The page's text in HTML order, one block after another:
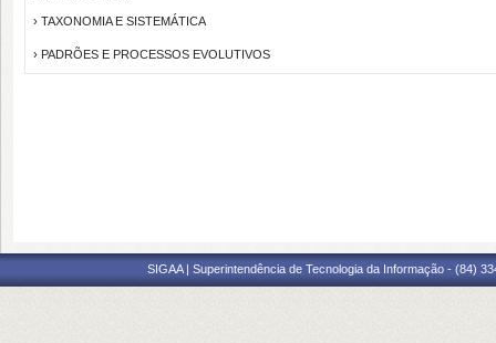
› TAXONOMIA E SISTEMÁTICA
› PADRÕES E PROCESSOS EVOLUTIVOS
SIGAA | Superintendência de Tecnologia da Informação - (84)